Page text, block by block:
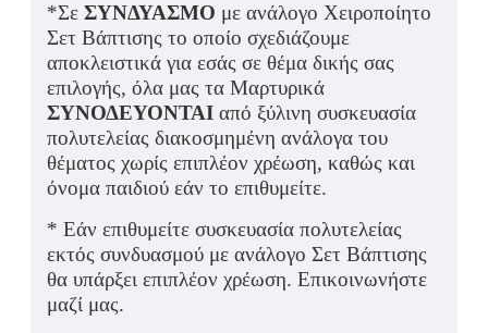
*Σε ΣΥΝΔΥΑΣΜΟ με ανάλογο Χειροποίητο
Σετ Βάπτισης το οποίο σχεδιάζουμε
αποκλειστικά για εσάς σε θέμα δικής σας
επιλογής, όλα μας τα Μαρτυρικά
ΣΥΝΟΔΕΥΟΝΤΑΙ από ξύλινη συσκευασία
πολυτελείας διακοσμημένη ανάλογα του
θέματος χωρίς επιπλέον χρέωση, καθώς και
όνομα παιδιού εάν το επιθυμείτε.
* Εάν επιθυμείτε συσκευασία πολυτελείας
εκτός συνδυασμού με ανάλογο Σετ Βάπτισης
θα υπάρξει επιπλέον χρέωση. Επικοινωνήστε
μαζί μας.